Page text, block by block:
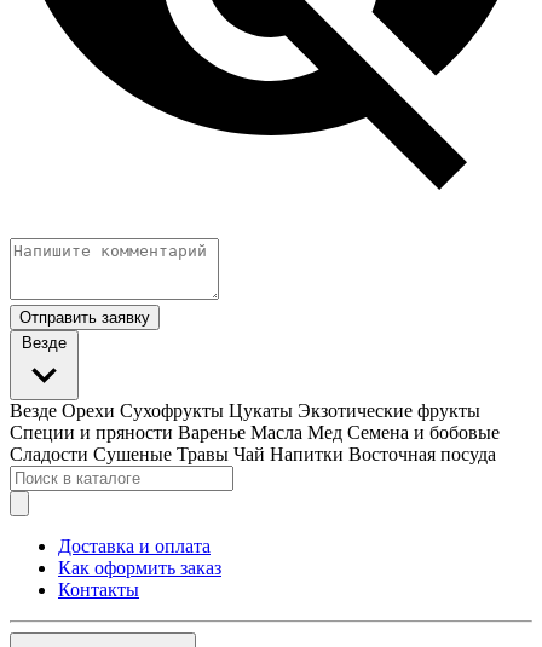
Отправить заявку
Везде
Везде Орехи Сухофрукты Цукаты Экзотические фрукты
Специи и пряности Варенье Масла Мед Семена и бобовые
Сладости Сушеные Травы Чай Напитки Восточная посуда
Доставка и оплата
Как оформить заказ
Контакты